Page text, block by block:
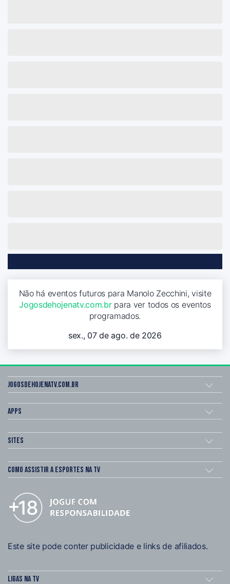
Não há eventos futuros para Manolo Zecchini, visite
Jogosdehojenatv.com.brpara ver todos os eventos
programados.
sex., 07 de ago. de 2026
Jogosdehojenatv.com.br
Apps
Sites
Como assistir a esportes na TV
Este site pode conter publicidade e links de afiliados.
Ligas na TV